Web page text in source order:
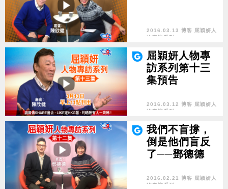
2016.03.13 博客 屈穎妍人
物專訪系列
屈穎妍人物專
訪系列第十三
集預告
2016.03.12 博客 屈穎妍人
物專訪系列
我們不盲撐，
倒是他們盲反
了──鄧德德
2016.02.21 博客 屈穎妍人
物專訪系列